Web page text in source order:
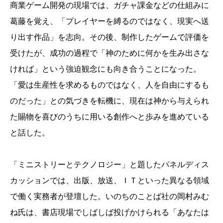
商業ゲーム開発の現場では、ガチャ課金などの仕組みに
葛藤を覚え、「プレイヤーを縛るのではなく、現実へ送
り出す作品」を志向。その後、制作したゲームで評価を
受けたが、成功の過程で「神のために何かを生み出さな
ければ」という強迫観念にも向き合うことになった。
「愛は生産性を求めるものではなく、人を自由にするも
のだった」との気づきを転機に、現在は神から与えられ
た賜物を喜びのうちに用いる創作へと歩みを進めている
と話した。
「ミニストリーとテクノロジー」と題したパネルディス
カッションでは、出版、放送、ＩＴといった異なる領域
で働く実務者が登壇した。いのちのことば社の岡村みむ
ね氏は、書店現場でしばしば投げかけられる「あなたは